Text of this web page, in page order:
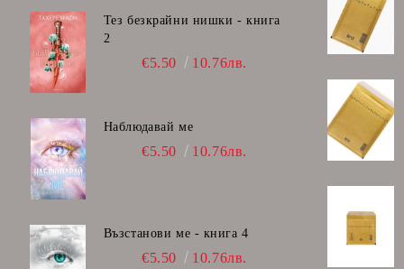
Тез безкрайни нишки - книга
2
€5.50 10.76лв.
Наблюдавай ме
€5.50 10.76лв.
Възстанови ме - книга 4
€5.50 10.76лв.